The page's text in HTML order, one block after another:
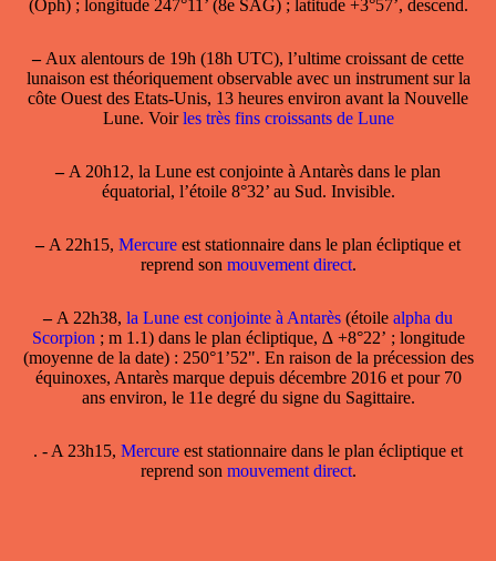
(Oph) ; longitude 247°11’ (8e SAG) ; latitude +3°57’, descend.
–Aux alentours de 19h (18h UTC), l’ultime croissant de cette
lunaison est théoriquement observable avec un instrument sur la
côte Ouest des Etats-Unis, 13 heures environ avant la Nouvelle
Lune. Voirles très fins croissants de Lune
–A 20h12, la Lune est conjointe à Antarès dans le plan
équatorial, l’étoile 8°32’ au Sud. Invisible.
–A 22h15, Mercure est stationnaire dans le plan écliptique et
reprend son mouvement direct.
–A 22h38, la Lune est conjointe à Antarès (étoile alpha du
Scorpion ; m 1.1) dans le plan écliptique, ∆ +8°22’ ; longitude
(moyenne de la date) : 250°1’52". En raison de la précession des
équinoxes, Antarès marque depuis décembre 2016 et pour 70
ans environ, le 11e degré du signe du Sagittaire.
. - A 23h15, Mercure est stationnaire dans le plan écliptique et
reprend son mouvement direct.